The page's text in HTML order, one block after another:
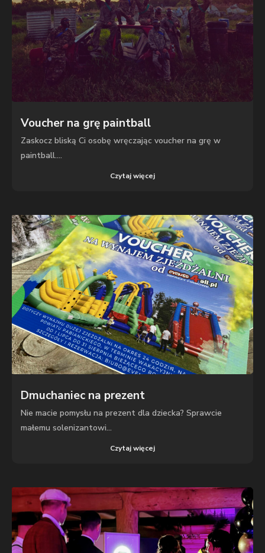
Voucher na grę paintball
Zaskocz bliską Ci osobę wręczając voucher na grę w
paintball....
Czytaj więcej
Dmuchaniec na prezent
Nie macie pomysłu na prezent dla dziecka? Sprawcie
małemu solenizantowi...
Czytaj więcej